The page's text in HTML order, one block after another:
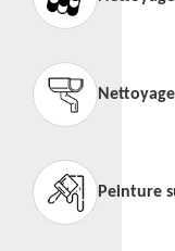
Peinture